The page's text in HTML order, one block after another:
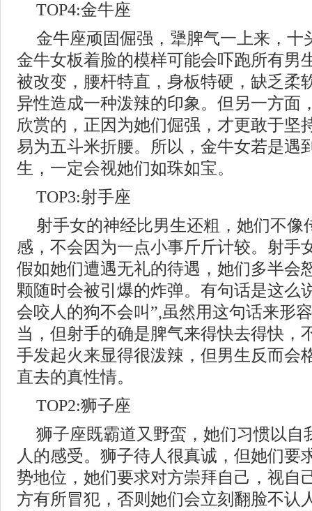
TOP4:金牛座
金牛座顽固倔强，犟脾气一上来，十
金牛女板着脸的模样可能会吓跑所有男
被改变，腰杆特直，身板特硬，缺乏柔
异性造成一种泼辣的印象。但另一方面
欣赏的，正因为她们倔强，才更敢于坚
易为五斗米折腰。所以，金牛女若是遇
生，一定会视她们如珠如宝。
TOP3:射手座
射手女的神经比男生还粗，她们不像
感，不会因为一点小事斤斤计较。射手
假如她们遭遇无礼的待遇，她们多半会
颗随时会被引爆的炸弹。有句话是这么
会咬人的狗不会叫”,虽然用这句话来形
当，但射手的确是脾气来得快去得快，
手发起火来显得很泼辣，但男生反而会
直去的真性情。
TOP2:狮子座
狮子座既霸道又野蛮，她们习惯以自
人的感受。狮子待人很真诚，但她们要
势地位，她们要求对方崇拜自己，视自
方有所冒犯，否则她们会立刻翻脸不认